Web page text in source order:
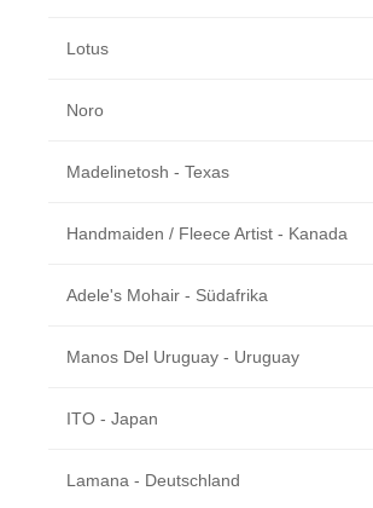
Lotus
Noro
Madelinetosh - Texas
Handmaiden / Fleece Artist - Kanada
Adele's Mohair - Südafrika
Manos Del Uruguay - Uruguay
ITO - Japan
Lamana - Deutschland